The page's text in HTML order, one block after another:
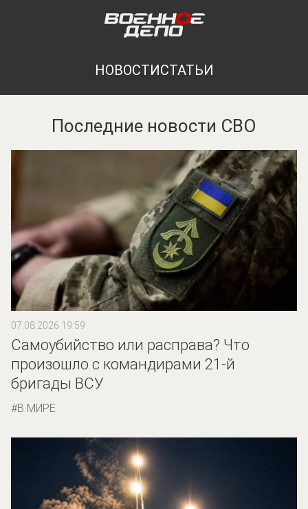
НОВОСТИСТАТЬИ
Последние новости СВО
07.08.2026 19:59
Самоубийство или расправа? Что
произошло с командирами 21-й
бригады ВСУ
В МИРЕ